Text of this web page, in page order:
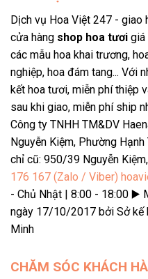
Dịch vụ Hoa Việt 247 -
cửa hàng shop hoa tươi giá
các mẫu hoa khai trương,
nghiệp, hoa đám tang... Với
kết hoa tươi, miễn phí thiệp
sau khi giao, miễn phí ship
Công ty TNHH TM&DV
Nguyễn Kiệm, Phường
chỉ cũ: 950/39 Nguyễn
176 167 (Zalo / Viber)
- Chủ Nhật | 8:00 - 18:00 ▶️
ngày 17/10/2017 bởi Sở kế
Minh
CHĂM SÓC KHÁCH